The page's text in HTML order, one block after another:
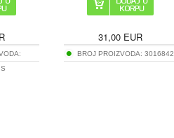
31,00 EUR
BROJ PROIZVODA:3016842